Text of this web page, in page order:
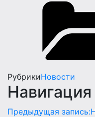
РубрикиНовости
Предыдущая запись: